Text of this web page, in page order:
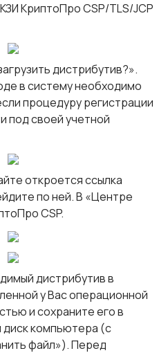
КриптоПро CSP/TLS/JCP
дистрибутив?».
в систему необходимо
процедуру регистрации
под своей учетной
откроется ссылка
по ней. В «Центре
CSP.
дистрибутив в
у Вас операционной
и сохраните его в
диск компьютера (с
файл»). Перед